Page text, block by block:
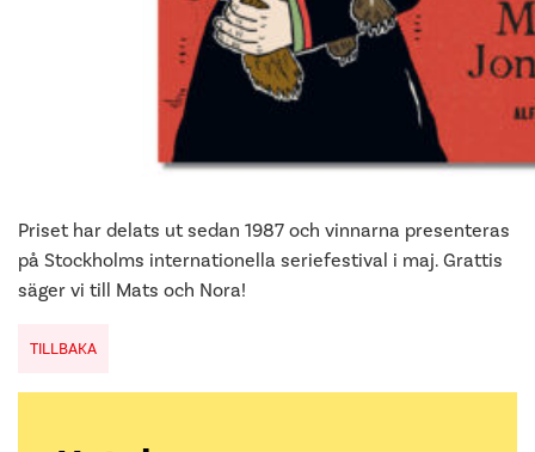
Priset har delats ut sedan 1987 och vinnarna presenteras
på Stockholms internationella seriefestival i maj. Grattis
säger vi till Mats och Nora!
TILLBAKA